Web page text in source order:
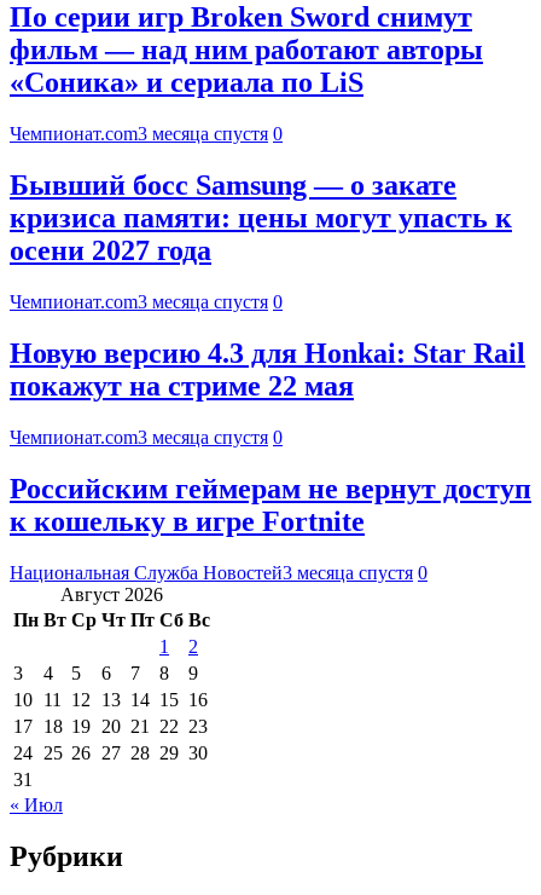
По серии игр Broken Sword снимут
фильм — над ним работают авторы
«Соника» и сериала по LiS
Чемпионат.com3 месяца спустя 0
Бывший босс Samsung — о закате
кризиса памяти: цены могут упасть к
осени 2027 года
Чемпионат.com3 месяца спустя 0
Новую версию 4.3 для Honkai: Star Rail
покажут на стриме 22 мая
Чемпионат.com3 месяца спустя 0
Российским геймерам не вернут доступ
к кошельку в игре Fortnite
Национальная Служба Новостей3 месяца спустя 0
Август 2026
Пн Вт Ср Чт Пт Сб Вс
1
2
3
4 5 6 7 8
9
10 11 12 13 14 15 16
17 18 19 20 21 22 23
24 25 26 27 28 29 30
31
« Июл
Рубрики